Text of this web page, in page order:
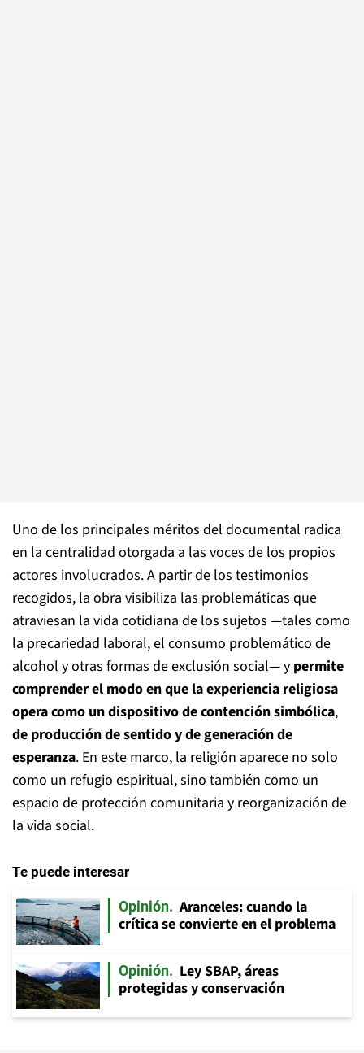
Uno de los principales méritos del documental radica
en la centralidad otorgada a las voces de los propios
actores involucrados. A partir de los testimonios
recogidos, la obra visibiliza las problemáticas que
atraviesan la vida cotidiana de los sujetos —tales como
la precariedad laboral, el consumo problemático de
alcohol y otras formas de exclusión social— y permite
comprender el modo en que la experiencia religiosa
opera como un dispositivo de contención simbólica,
de producción de sentido y de generación de
esperanza. En este marco, la religión aparece no solo
como un refugio espiritual, sino también como un
espacio de protección comunitaria y reorganización de
la vida social.
Te puede interesar
Opinión
Aranceles: cuando la
crítica se convierte en el problema
Opinión
Ley SBAP, áreas
protegidas y conservación